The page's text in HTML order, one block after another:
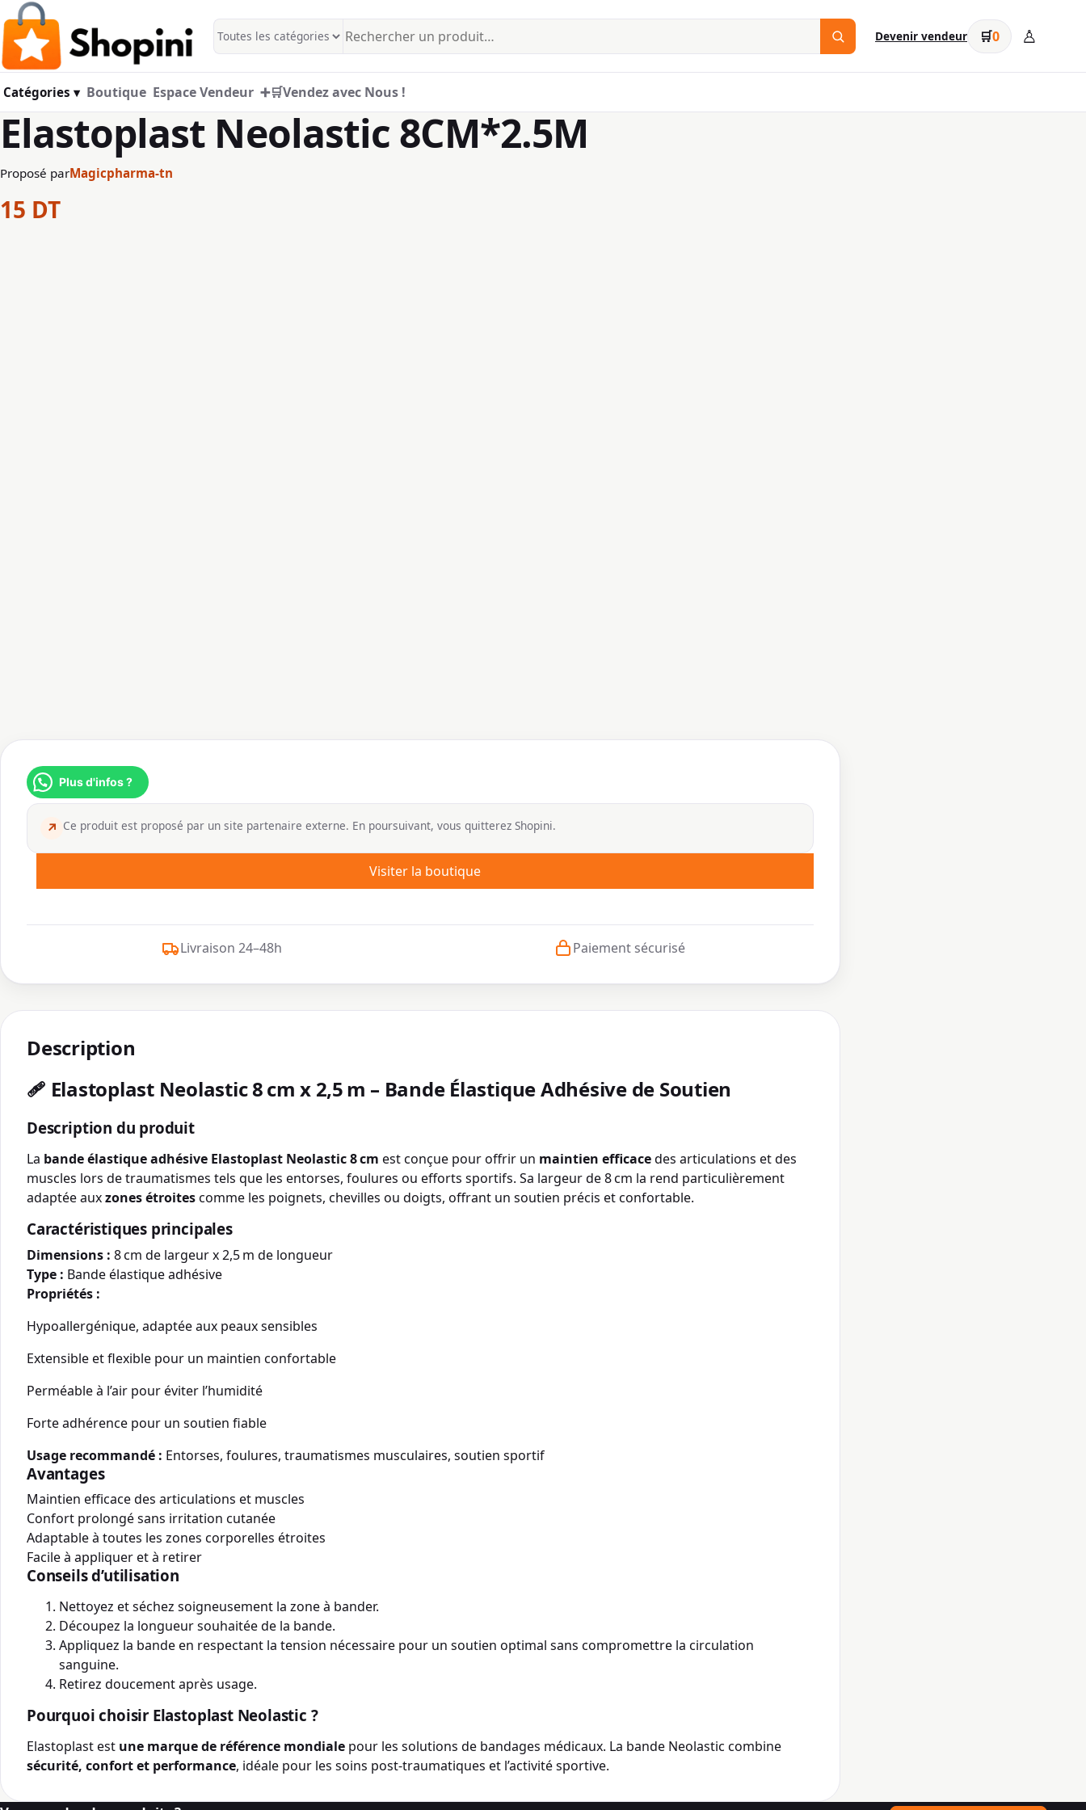
Aller au contenu principal
Devenir vendeur 🛒0 ♙
Catégories ▾ Boutique Espace Vendeur ➕🛒Vendez avec Nous !
Elastoplast Neolastic 8CM*2.5M
Proposé parMagicpharma-tn
15 DT
Plus d'infos ?
↗ Ce produit est proposé par un site partenaire externe. En poursuivant, vous quitterez Shopini.
Visiter la boutique
Livraison 24–48h Paiement sécurisé
Description
🩹 Elastoplast Neolastic 8 cm x 2,5 m – Bande Élastique Adhésive de Soutien
Description du produit
La bande élastique adhésive Elastoplast Neolastic 8 cm est conçue pour offrir un maintien efficacedes articulations et des
muscles lors de traumatismes tels que les entorses, foulures ou efforts sportifs. Sa largeur de 8 cm la rend particulièrement
adaptée auxzones étroitescomme les poignets, chevilles ou doigts, offrant un soutien précis et confortable.
Caractéristiques principales
Dimensions : 8 cm de largeur x 2,5 m de longueur
Type : Bande élastique adhésive
Propriétés :
Hypoallergénique, adaptée aux peaux sensibles
Extensible et flexible pour un maintien confortable
Perméable à l’air pour éviter l’humidité
Forte adhérence pour un soutien fiable
Usage recommandé : Entorses, foulures, traumatismes musculaires, soutien sportif
Avantages
Maintien efficace des articulations et muscles
Confort prolongé sans irritation cutanée
Adaptable à toutes les zones corporelles étroites
Facile à appliquer et à retirer
Conseils d’utilisation
Nettoyez et séchez soigneusement la zone à bander.
Découpez la longueur souhaitée de la bande.
Appliquez la bande en respectant la tension nécessaire pour un soutien optimal sans compromettre la circulation
sanguine.
Retirez doucement après usage.
Pourquoi choisir Elastoplast Neolastic ?
Elastoplast est une marque de référence mondiale pour les solutions de bandages médicaux. La bande Neolastic combine
sécurité, confort et performance, idéale pour les soins post-traumatiques et l’activité sportive.